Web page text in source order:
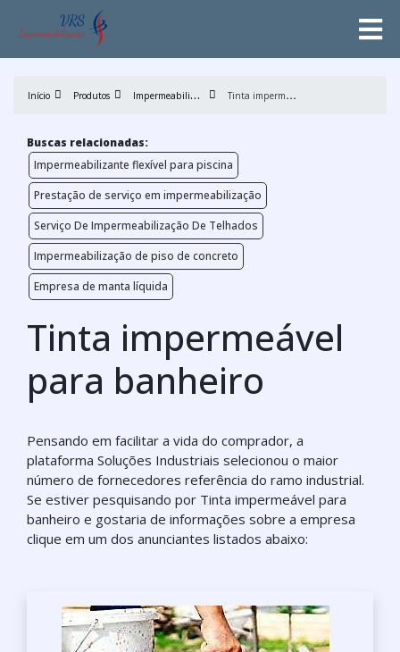
Início Produtos I
mpermeabilização T
inta impermeável para banheiro
Buscas relacionadas:
Impermeabilizante flexível para piscina
Prestação de serviço em impermeabilização
Serviço De Impermeabilização De Telhados
Impermeabilização de piso de concreto
Empresa de manta líquida
Tinta impermeável
para banheiro
Pensando em facilitar a vida do comprador, a
plataforma Soluções Industriais selecionou o maior
número de fornecedores referência do ramo industrial.
Se estiver pesquisando por Tinta impermeável para
banheiro e gostaria de informações sobre a empresa
clique em um dos anunciantes listados abaixo: